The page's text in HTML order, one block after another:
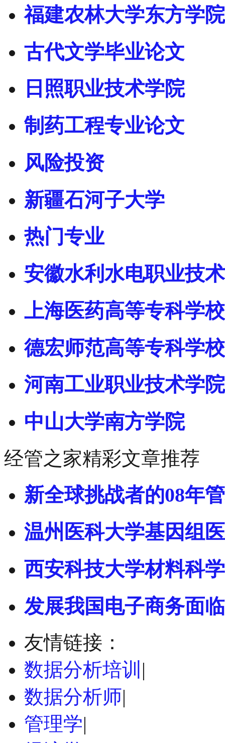
福建农林大学东方学院
古代文学毕业论文
日照职业技术学院
制药工程专业论文
风险投资
新疆石河子大学
热门专业
安徽水利水电职业技
上海医药高等专科学校
德宏师范高等专科学校
河南工业职业技术学院
中山大学南方学院
经管之家精彩文章推荐
新全球挑战者的08年
温州医科大学基因组
西安科技大学材料科
发展我国电子商务面
友情链接：
数据分析培训 |
数据分析师|
管理学|